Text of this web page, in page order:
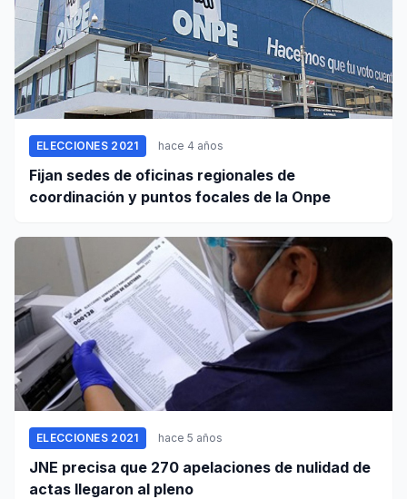
ELECCIONES 2021 hace 4 años
Fijan sedes de oficinas regionales de
coordinación y puntos focales de la Onpe
ELECCIONES 2021 hace 5 años
JNE precisa que 270 apelaciones de nulidad de
actas llegaron al pleno